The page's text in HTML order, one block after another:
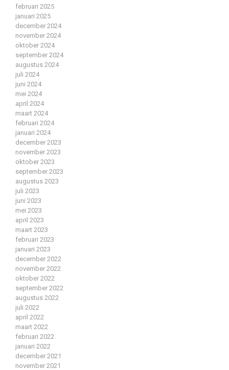
februari 2025
januari 2025
december 2024
november 2024
oktober 2024
september 2024
augustus 2024
juli 2024
juni 2024
mei 2024
april 2024
maart 2024
februari 2024
januari 2024
december 2023
november 2023
oktober 2023
september 2023
augustus 2023
juli 2023
juni 2023
mei 2023
april 2023
maart 2023
februari 2023
januari 2023
december 2022
november 2022
oktober 2022
september 2022
augustus 2022
juli 2022
april 2022
maart 2022
februari 2022
januari 2022
december 2021
november 2021